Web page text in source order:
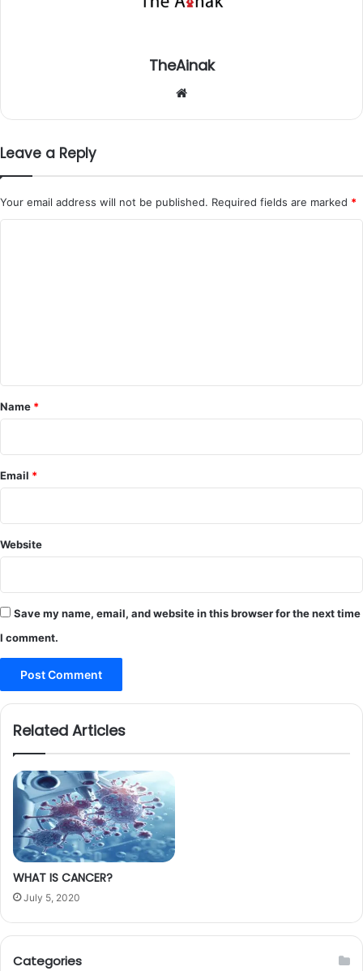
TheAinak
Leave a Reply
Your email address will not be published. Required fields are marked *
*
Name *
Email *
Website
Save my name, email, and website in this browser for the next time
I comment.
Related Articles
WHAT IS CANCER?
July 5, 2020
Categories